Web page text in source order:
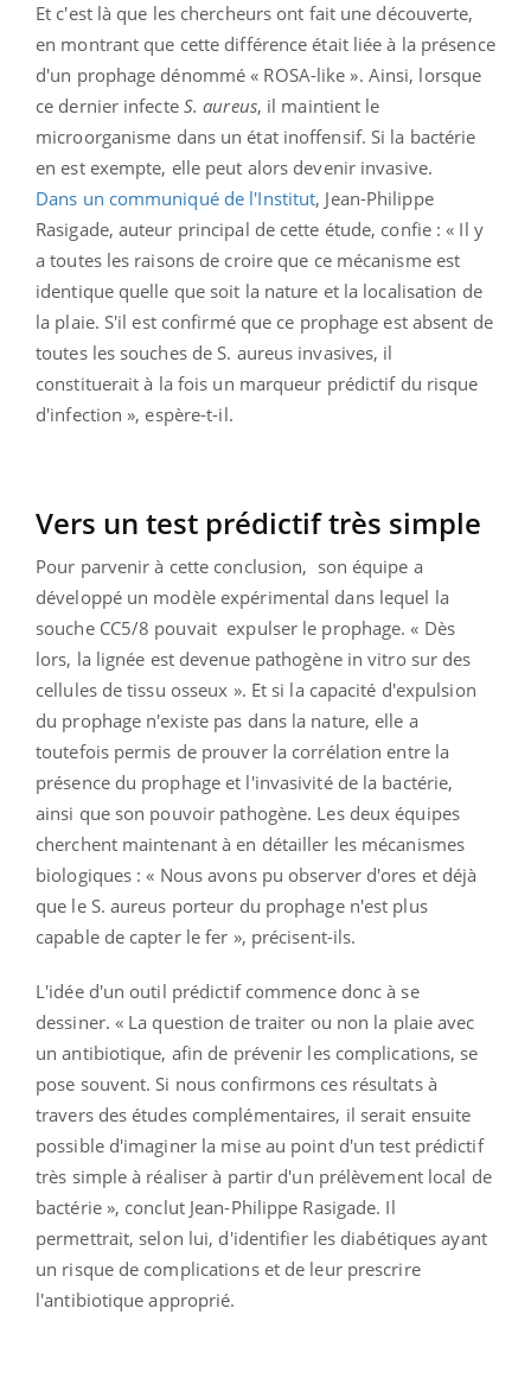
Et c'est là que les chercheurs ont fait une découverte,
en montrant que cette différence était liée à la présence
d'un prophage dénommé « ROSA-like ». Ainsi, lorsque
ce dernier infecte S. aureus, il maintient le
microorganisme dans un état inoffensif. Si la bactérie
en est exempte, elle peut alors devenir invasive.
Dans un communiqué de l'Institut, Jean-Philippe
Rasigade, auteur principal de cette étude, confie : « Il y
a toutes les raisons de croire que ce mécanisme est
identique quelle que soit la nature et la localisation de
la plaie. S'il est confirmé que ce prophage est absent de
toutes les souches de S. aureus invasives, il
constituerait à la fois un marqueur prédictif du risque
d'infection », espère-t-il.
Vers un test prédictif très simple
Pour parvenir à cette conclusion, son équipe a
développé un modèle expérimental dans lequel la
souche CC5/8 pouvait expulser le prophage. « Dès
lors, la lignée est devenue pathogène in vitro sur des
cellules de tissu osseux ». Et si la capacité d'expulsion
du prophage n'existe pas dans la nature, elle a
toutefois permis de prouver la corrélation entre la
présence du prophage et l'invasivité de la bactérie,
ainsi que son pouvoir pathogène. Les deux équipes
cherchent maintenant à en détailler les mécanismes
biologiques : « Nous avons pu observer d'ores et déjà
que le S. aureus porteur du prophage n'est plus
capable de capter le fer », précisent-ils.
L'idée d'un outil prédictif commence donc à se
dessiner. « La question de traiter ou non la plaie avec
un antibiotique, afin de prévenir les complications, se
pose souvent. Si nous confirmons ces résultats à
travers des études complémentaires, il serait ensuite
possible d'imaginer la mise au point d'un test prédictif
très simple à réaliser à partir d'un prélèvement local de
bactérie », conclut Jean-Philippe Rasigade. Il
permettrait, selon lui, d'identifier les diabétiques ayant
un risque de complications et de leur prescrire
l'antibiotique approprié.